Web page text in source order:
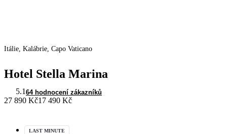
Itálie, Kalábrie, Capo Vaticano
Hotel Stella Marina
5.1 64 hodnocení zákazníků
27 890 Kč17 490 Kč
LAST MINUTE